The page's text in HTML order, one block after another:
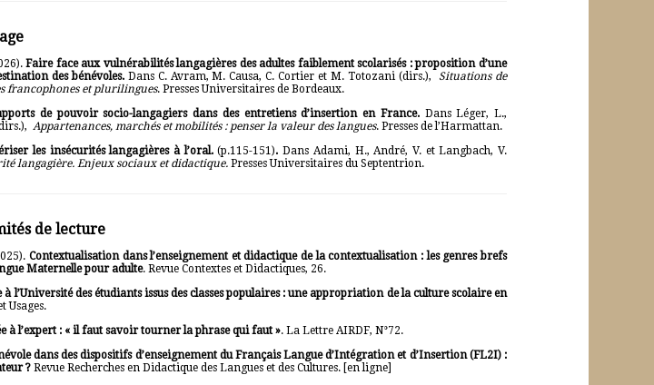
Faire face aux vulnérabilités langagières des adultes faiblement scolarisés : proposition d’une
des bénévoles. Dans C. Avram, M. Causa, C. Cortier et M. Totozani (dirs.), Situations de
francophones et plurilingues. Presses Universitaires de Bordeaux.
de pouvoir socio-langagiers dans des entretiens d’insertion en France. Dans Léger, L.,
Appartenances, marchés et mobilités : penser la valeur des langues. Presses de l’Harmattan.
les insécurités langagières à l’oral.(p.115-151).Dans Adami, H., André, V. et Langbach, V.
langagière. Enjeux sociaux et didactique. Presses Universitaires du Septentrion.
de lecture
Contextualisation dans l’enseignement et didactique de la contextualisation : les genres brefs
Maternelle pour adulte. Revue Contextes et Didactiques, 26.
à l’Université des étudiants issus des classes populaires : une appropriation de la culture scolaire en
Usages.
à l’expert : « il faut savoir tourner la phrase qui faut ». La Lettre AIRDF, N°72.
dans des dispositifs d’enseignement du Français Langue d’Intégration et d’Insertion (FL2I) :
? Revue Recherches en Didactique des Langues et des Cultures. [ en ligne